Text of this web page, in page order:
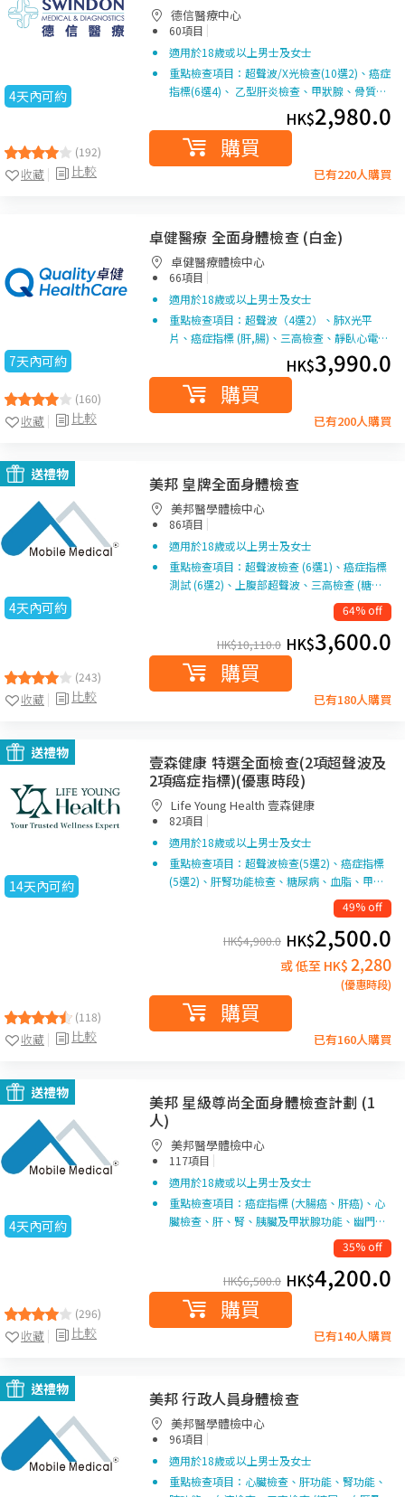
4天內可約
(192)
比較
收藏
德信醫療中心
60項目 |
適用於18歲或以上男士及女士
重點檢查項目：超聲波/X光檢查(10選2)、癌症
指標(6選4)、 乙型肝炎檢查、甲狀腺、骨質…
HK$2,980.0
購買
已有220人購買
7天內可約
(160)
比較
收藏
卓健醫療 全面身體檢查 (白金)
卓健醫療體檢中心
66項目 |
適用於18歲或以上男士及女士
重點檢查項目：超聲波（4選2）、肺X光平
片、癌症指標 (肝,腸)、三高檢查、靜臥心電…
HK$3,990.0
購買
已有200人購買
送禮物
4天內可約
(243)
比較
收藏
美邦 皇牌全面身體檢查
美邦醫學體檢中心
86項目 |
適用於18歲或以上男士及女士
重點檢查項目：超聲波檢查 (6選1)、癌症指標
測試 (6選2)、上腹部超聲波、三高檢查 (糖…
64% off
HK$10,110.0 HK$3,600.0
購買
已有180人購買
送禮物
14天內可約
(118)
比較
收藏
壹森健康 特選全面檢查(2項超聲波及
2項癌症指標)(優惠時段)
Life Young Health 壹森健康
82項目 |
適用於18歲或以上男士及女士
重點檢查項目：超聲波檢查(5選2)、癌症指標
(5選2)、肝腎功能檢查、糖尿病、血脂、甲…
49% off
HK$4,900.0 HK$2,500.0
或 低至 HK$ 2,280
(優惠時段)
購買
已有160人購買
送禮物
4天內可約
(296)
比較
收藏
美邦 星級尊尚全面身體檢查計劃 (1
人)
美邦醫學體檢中心
117項目 |
適用於18歲或以上男士及女士
重點檢查項目：癌症指標 (大腸癌、肝癌)、心
臟檢查、肝、腎、胰臟及甲狀腺功能、幽門…
35% off
HK$6,500.0 HK$4,200.0
購買
已有140人購買
送禮物 美邦 行政人員身體檢查
美邦醫學體檢中心
96項目 |
適用於18歲或以上男士及女士
重點檢查項目：心臟檢查、肝功能、腎功能、